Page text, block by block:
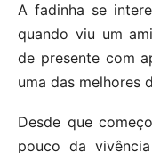
A fadinha se
quando viu um
de presente com
uma das melhores
Desde que
pouco da